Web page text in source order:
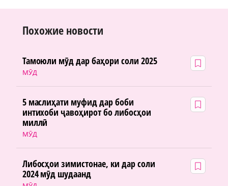
Похожие новости
МӮД
Тамоюли мӯд дар баҳори соли 2025
МӮД
5 маслиҳати муфид дар боби
интихоби ҷавоҳирот бо либосҳои
миллӣ
Либосҳои зимистонае, ки дар соли
2024 мӯд шудаанд